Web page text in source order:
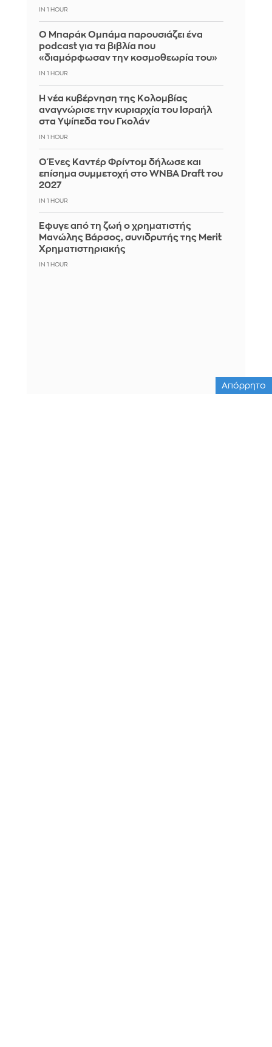
IN 1 HOUR
Ο Μπαράκ Ομπάμα παρουσιάζει ένα
podcast για τα βιβλία που
«διαμόρφωσαν την κοσμοθεωρία του»
IN 1 HOUR
Η νέα κυβέρνηση της Κολομβίας
αναγνώρισε την κυριαρχία του Ισραήλ
στα Υψίπεδα του Γκολάν
IN 1 HOUR
Ο Ένες Καντέρ Φρίντομ δήλωσε και
επίσημα συμμετοχή στο WNBA Draft του
2027
IN 1 HOUR
Έφυγε από τη ζωή ο χρηματιστής
Μανώλης Βάρσος, συνιδρυτής της Merit
Χρηματιστηριακής
IN 1 HOUR
Απόρρητο